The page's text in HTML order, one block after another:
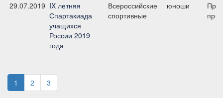
29.07.2019 IX летняя
Спартакиада
учащихся
России 2019
года
Всероссийские
спортивные
юноши
1 2 3